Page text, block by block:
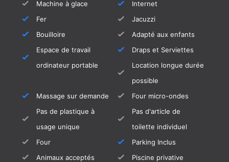
Machine à glace
Internet
Fer
Jacuzzi
Bouilloire
Adapté aux enfants
Espace de travail
ordinateur portable
Draps et Serviettes
Location longue durée
possible
Massage sur demande
Four micro-ondes
Pas de plastique à
usage unique
Pas d'article de
toilette individuel
Four
Parking Inclus
Animaux acceptés
Piscine privative